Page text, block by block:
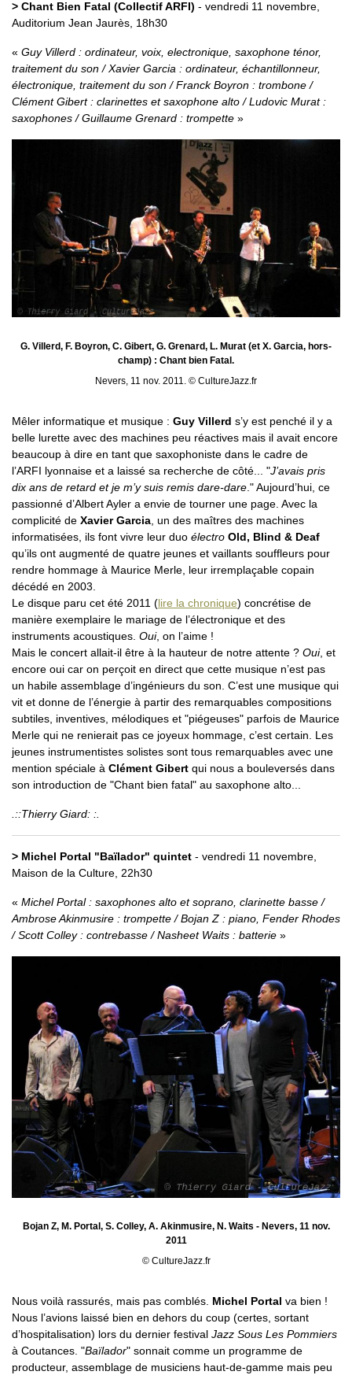
> Chant Bien Fatal (Collectif ARFI) - vendredi 11 novembre,
Auditorium Jean Jaurès, 18h30
Guy Villerd : ordinateur, voix, electronique, saxophone ténor,
traitement du son / Xavier Garcia : ordinateur, échantillonneur,
électronique, traitement du son / Franck Boyron : trombone /
Clément Gibert : clarinettes et saxophone alto / Ludovic Murat :
saxophones / Guillaume Grenard : trompette
G. Villerd, F. Boyron, C. Gibert, G. Grenard, L. Murat (et X. Garcia, hors-
champ) : Chant bien Fatal.
Nevers, 11 nov. 2011. © CultureJazz.fr
Mêler informatique et musique : Guy Villerd s’y est penché il y a
belle lurette avec des machines peu réactives mais il avait encore
beaucoup à dire en tant que saxophoniste dans le cadre de
l’ARFI lyonnaise et a laissé sa recherche de côté... "J’avais pris
dix ans de retard et je m’y suis remis dare-dare ." Aujourd’hui, ce
passionné d’Albert Ayler a envie de tourner une page. Avec la
complicité de Xavier Garcia , un des maîtres des machines
informatisées, ils font vivre leur duo électro Old, Blind & Deaf
qu’ils ont augmenté de quatre jeunes et vaillants souffleurs pour
rendre hommage à Maurice Merle, leur irremplaçable copain
décédé en 2003.
Le disque paru cet été 2011 (lire la chronique) concrétise de
manière exemplaire le mariage de l’électronique et des
instruments acoustiques. Oui, on l’aime !
Mais le concert allait-il être à la hauteur de notre attente ? Oui, et
encore oui car on perçoit en direct que cette musique n’est pas
un habile assemblage d’ingénieurs du son. C’est une musique qui
vit et donne de l’énergie à partir des remarquables compositions
subtiles, inventives, mélodiques et "piégeuses" parfois de Maurice
Merle qui ne renierait pas ce joyeux hommage, c’est certain. Les
jeunes instrumentistes solistes sont tous remarquables avec une
mention spéciale à Clément Gibert qui nous a bouleversés dans
son introduction de "Chant bien fatal" au saxophone alto...
.::Thierry Giard: :.
> Michel Portal "Baïlador" quintet - vendredi 11 novembre,
Maison de la Culture, 22h30
Michel Portal : saxophones alto et soprano, clarinette basse /
Ambrose Akinmusire : trompette / Bojan Z : piano, Fender Rhodes
/ Scott Colley : contrebasse / Nasheet Waits : batterie
Bojan Z, M. Portal, S. Colley, A. Akinmusire, N. Waits - Nevers, 11 nov.
2011
© CultureJazz.fr
Nous voilà rassurés, mais pas comblés. Michel Portal va bien !
Nous l’avions laissé bien en dehors du coup (certes, sortant
d’hospitalisation) lors du dernier festival Jazz Sous Les Pommiers
à Coutances. "Baïlador" sonnait comme un programme de
producteur, assemblage de musiciens haut-de-gamme mais peu